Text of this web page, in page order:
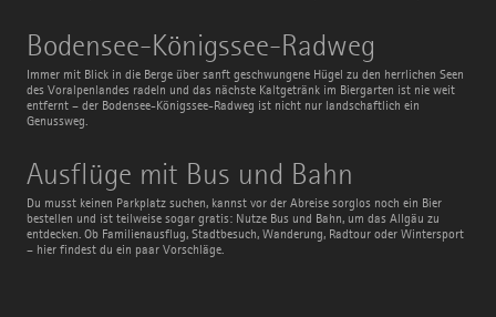
Bodensee-Königssee-Radweg
Immer mit Blick in die Berge über sanft geschwungene Hügel zu den herrlichen Seen
des Voralpenlandes radeln und das nächste Kaltgetränk im Biergarten ist nie weit
entfernt – der Bodensee-Königssee-Radweg ist nicht nur landschaftlich ein
Genussweg.
Bodensee-
Königssee-
Radweg
Ausflüge mit Bus und Bahn
Du musst keinen Parkplatz suchen, kannst vor der Abreise sorglos noch ein Bier
bestellen und ist teilweise sogar gratis: Nutze Bus und Bahn, um das Allgäu zu
entdecken. Ob Familienausflug, Stadtbesuch, Wanderung, Radtour oder Wintersport
– hier findest du ein paar Vorschläge.
Ausflüge
mit
Bus
und
Bahn